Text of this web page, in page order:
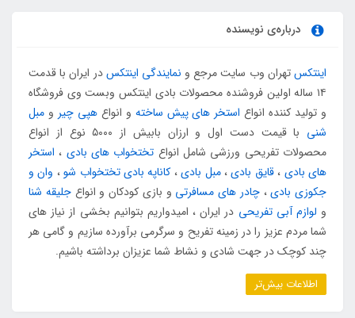
درباره‌ی نویسنده
اینتکستهران وب سایت مرجع و نمایندگی اینتکسدر ایران با قدمت
۱۴ ساله اولین فروشنده محصولات بادی اینتکس وبست وی فروشگاه
و تولید کننده انواع استخر های پیش ساخته و انواعهپی چیر و مبل
شنی
با قیمت دست اول و ارزان بابیش از ۵۰۰۰ نوع از انواع
محصولات تفریحی ورزشی شامل انواع تختخواب های بادی ، استخر
های بادی ،قایق بادی،مبل بادی، کاناپه بادی تختخواب شو، وان و
جکوزی بادی،چادر های مسافرتی و بازی کودکان و انواعجلیقه شنا
و لوازم آبی تفریحی در ایران ، امیدواریم بتوانیم بخشی از نیاز های
شما مردم عزیز را در زمینه تفریح و سرگرمی برآورده سازیم و گامی هر
چند کوچک در جهت شادی و نشاط شما عزیزان برداشته باشیم.
اطلاعات بیش‌تر